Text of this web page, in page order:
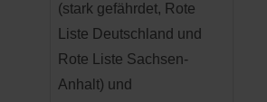
(stark gefährdet, Rote
Liste Deutschland und
Rote Liste Sachsen-
Anhalt) und